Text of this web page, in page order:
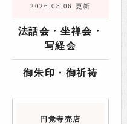
2026.08.06 更新
法話会・坐禅会・
写経会
御朱印・御祈祷
円覚寺売店